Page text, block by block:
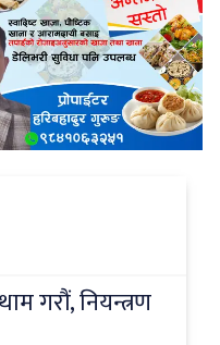
गरौं, नियन्त्रण